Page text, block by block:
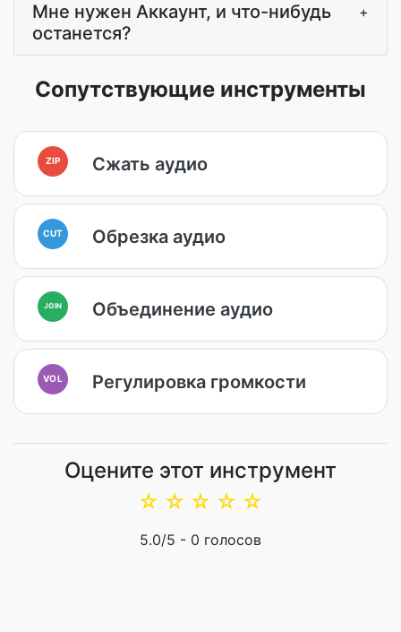
Мне нужен Аккаунт, и что-нибудь
останется?
+
Сопутствующие инструменты
ZIP Сжать аудио
CUT Обрезка аудио
JOIN Объединение аудио
VOL Регулировка громкости
Оцените этот инструмент
☆
☆
☆
☆
☆
5.0/5 - 0 голосов